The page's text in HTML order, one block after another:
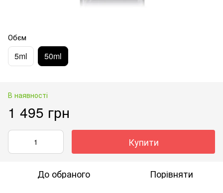
Обєм
5ml 50ml
В наявності
1 495 грн
Купити
До обраного Порівняти